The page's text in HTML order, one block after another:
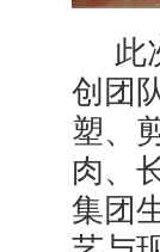
此
创团
塑、
肉、
集团